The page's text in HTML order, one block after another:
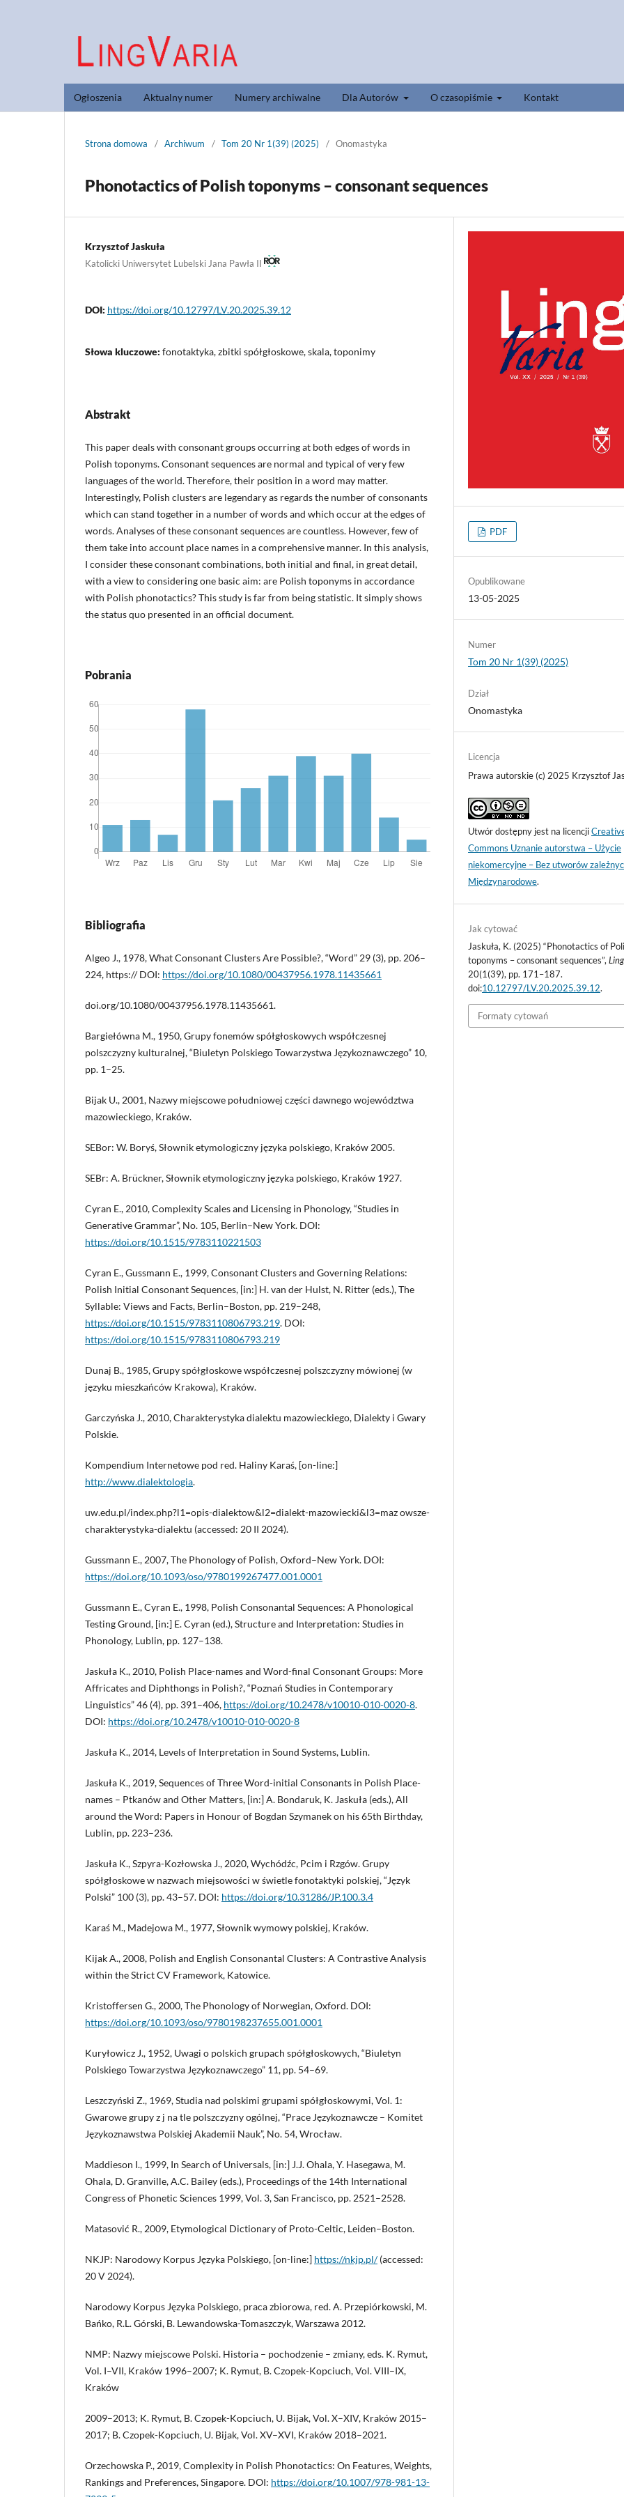
Ogłoszenia Aktualny numer Numery archiwalne Dla Autorów O czasopiśmie Kontakt
Strona domowa / Archiwum / Tom 20 Nr 1(39) (2025) / Onomastyka
Phonotactics of Polish toponyms – consonant sequences
Krzysztof Jaskuła
Katolicki Uniwersytet Lubelski Jana Pawła II
DOI: https://doi.org/10.12797/LV.20.2025.39.12
Słowa kluczowe: fonotaktyka, zbitki spółgłoskowe, skala, toponimy
Abstrakt
This paper deals with consonant groups occurring at both edges of words in
Polish toponyms. Consonant sequences are normal and typical of very few
languages of the world. Therefore, their position in a word may matter.
Interestingly, Polish clusters are legendary as regards the number of consonants
which can stand together in a number of words and which occur at the edges of
words. Analyses of these consonant sequences are countless. However, few of
them take into account place names in a comprehensive manner. In this analysis,
I consider these consonant combinations, both initial and final, in great detail,
with a view to considering one basic aim: are Polish toponyms in accordance
with Polish phonotactics? This study is far from being statistic. It simply shows
the status quo presented in an official document.
Pobrania
Bibliografia
Algeo J., 1978, What Consonant Clusters Are Possible?, “Word” 29 (3), pp. 206–
224, https:// DOI: https://doi.org/10.1080/00437956.1978.11435661
doi.org/10.1080/00437956.1978.11435661.
Bargiełówna M., 1950, Grupy fonemów spółgłoskowych współczesnej
polszczyzny kulturalnej, “Biuletyn Polskiego Towarzystwa Językoznawczego” 10,
pp. 1–25.
Bijak U., 2001, Nazwy miejscowe południowej części dawnego województwa
mazowieckiego, Kraków.
SEBor: W. Boryś, Słownik etymologiczny języka polskiego, Kraków 2005.
SEBr: A. Brückner, Słownik etymologiczny języka polskiego, Kraków 1927.
Cyran E., 2010, Complexity Scales and Licensing in Phonology, “Studies in
Generative Grammar”, No. 105, Berlin–New York. DOI:
https://doi.org/10.1515/9783110221503
Cyran E., Gussmann E., 1999, Consonant Clusters and Governing Relations:
Polish Initial Consonant Sequences, [in:] H. van der Hulst, N. Ritter (eds.), The
Syllable: Views and Facts, Berlin–Boston, pp. 219–248,
https://doi.org/10.1515/9783110806793.219. DOI:
https://doi.org/10.1515/9783110806793.219
Dunaj B., 1985, Grupy spółgłoskowe współczesnej polszczyzny mówionej (w
języku mieszkańców Krakowa), Kraków.
Garczyńska J., 2010, Charakterystyka dialektu mazowieckiego, Dialekty i Gwary
Polskie.
Kompendium Internetowe pod red. Haliny Karaś, [on-line:]
http://www.dialektologia.
uw.edu.pl/index.php?l1=opis-dialektow&l2=dialekt-mazowiecki&l3=maz owsze-
charakterystyka-dialektu (accessed: 20 II 2024).
Gussmann E., 2007, The Phonology of Polish, Oxford–New York. DOI:
https://doi.org/10.1093/oso/9780199267477.001.0001
Gussmann E., Cyran E., 1998, Polish Consonantal Sequences: A Phonological
Testing Ground, [in:] E. Cyran (ed.), Structure and Interpretation: Studies in
Phonology, Lublin, pp. 127–138.
Jaskuła K., 2010, Polish Place-names and Word-final Consonant Groups: More
Affricates and Diphthongs in Polish?, “Poznań Studies in Contemporary
Linguistics” 46 (4), pp. 391–406, https://doi.org/10.2478/v10010-010-0020-8.
DOI: https://doi.org/10.2478/v10010-010-0020-8
Jaskuła K., 2014, Levels of Interpretation in Sound Systems, Lublin.
Jaskuła K., 2019, Sequences of Three Word-initial Consonants in Polish Place-
names – Ptkanów and Other Matters, [in:] A. Bondaruk, K. Jaskuła (eds.), All
around the Word: Papers in Honour of Bogdan Szymanek on his 65th Birthday,
Lublin, pp. 223–236.
Jaskuła K., Szpyra-Kozłowska J., 2020, Wychódźc, Pcim i Rzgów. Grupy
spółgłoskowe w nazwach miejsowości w świetle fonotaktyki polskiej, “Język
Polski” 100 (3), pp. 43–57. DOI: https://doi.org/10.31286/JP.100.3.4
Karaś M., Madejowa M., 1977, Słownik wymowy polskiej, Kraków.
Kijak A., 2008, Polish and English Consonantal Clusters: A Contrastive Analysis
within the Strict CV Framework, Katowice.
Kristoffersen G., 2000, The Phonology of Norwegian, Oxford. DOI:
https://doi.org/10.1093/oso/9780198237655.001.0001
Kuryłowicz J., 1952, Uwagi o polskich grupach spółgłoskowych, “Biuletyn
Polskiego Towarzystwa Językoznawczego” 11, pp. 54–69.
Leszczyński Z., 1969, Studia nad polskimi grupami spółgłoskowymi, Vol. 1:
Gwarowe grupy z j na tle polszczyzny ogólnej, “Prace Językoznawcze – Komitet
Językoznawstwa Polskiej Akademii Nauk”, No. 54, Wrocław.
Maddieson I., 1999, In Search of Universals, [in:] J.J. Ohala, Y. Hasegawa, M.
Ohala, D. Granville, A.C. Bailey (eds.), Proceedings of the 14th International
Congress of Phonetic Sciences 1999, Vol. 3, San Francisco, pp. 2521–2528.
Matasović R., 2009, Etymological Dictionary of Proto-Celtic, Leiden–Boston.
NKJP: Narodowy Korpus Języka Polskiego, [on-line:] https://nkjp.pl/(accessed:
20 V 2024).
Narodowy Korpus Języka Polskiego, praca zbiorowa, red. A. Przepiórkowski, M.
Bańko, R.L. Górski, B. Lewandowska-Tomaszczyk, Warszawa 2012.
NMP: Nazwy miejscowe Polski. Historia – pochodzenie – zmiany, eds. K. Rymut,
Vol. I–VII, Kraków 1996–2007; K. Rymut, B. Czopek-Kopciuch, Vol. VIII–IX,
Kraków
2009–2013; K. Rymut, B. Czopek-Kopciuch, U. Bijak, Vol. X–XIV, Kraków 2015–
2017; B. Czopek-Kopciuch, U. Bijak, Vol. XV–XVI, Kraków 2018–2021.
Orzechowska P., 2019, Complexity in Polish Phonotactics: On Features, Weights,
Rankings and Preferences, Singapore. DOI: https://doi.org/10.1007/978-981-13-
PDF
Opublikowane
13-05-2025
Numer
Tom 20 Nr 1(39) (2025)
Dział
Onomastyka
Licencja
Prawa autorskie (c) 2025 Krzysztof
Utwór dostępny jest na licencji
Commons Uznanie autorstwa – Użycie
niekomercyjne – Bez utworów
Międzynarodowe.
Jak cytować
Jaskuła, K. (2025) “Phonotactics of
toponyms – consonant sequences”,
20(1(39), pp. 171–187.
doi:10.12797/LV.20.2025.39.12.
Formaty cytowań